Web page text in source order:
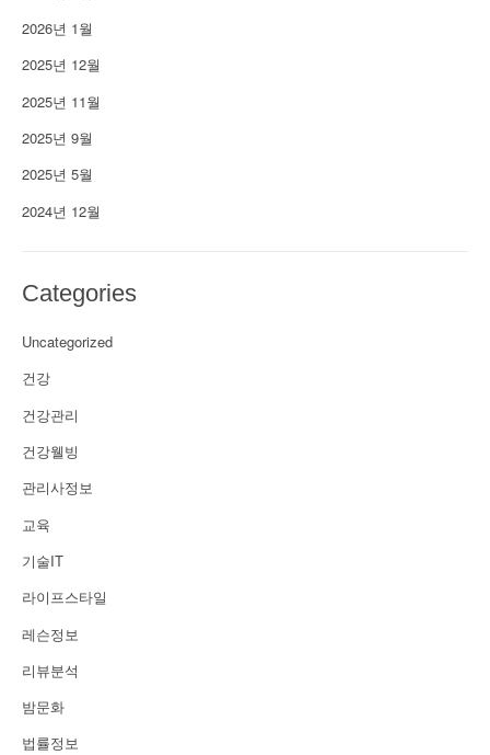
2026년 1월
2025년 12월
2025년 11월
2025년 9월
2025년 5월
2024년 12월
Categories
Uncategorized
건강
건강관리
건강웰빙
관리사정보
교육
기술IT
라이프스타일
레슨정보
리뷰분석
밤문화
법률정보